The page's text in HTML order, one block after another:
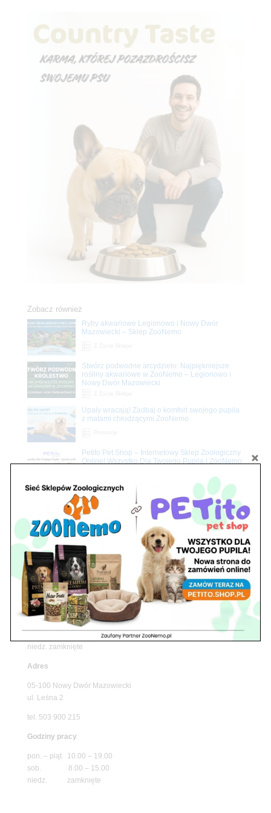
Zobacz również
Ryby akwariowe Legionowo i Nowy Dwór
Mazowiecki – Sklep ZooNemo
Stwórz podwodne arcydzieło: Najpiękniejsze
rośliny akwariowe w ZooNemo – Legionowo i
Nowy Dwór Mazowiecki
Upały wracają! Zadbaj o komfort swojego pupila
z matami chłodzącymi ZooNemo
Petito Pet Shop – Internetowy Sklep Zoologiczny
Online! Wszystko Dla Twojego Pupila | ZooNemo
Znajdź nas
Adres
05-120 Legionowo
ul. Piłsudskiego 31,
pawilon 134
tel./fax. 22 784 71 96
Godziny pracy
pon. – piąt. 10.00 – 19.00
niedz. zamknięte
Adres
05-100 Nowy Dwór Mazowiecki
ul. Leśna 2
tel. 503 900 215
Godziny pracy
pon. – piąt. 10.00 – 19.00
sob. 8.00 – 15.00
niedz. zamknięte